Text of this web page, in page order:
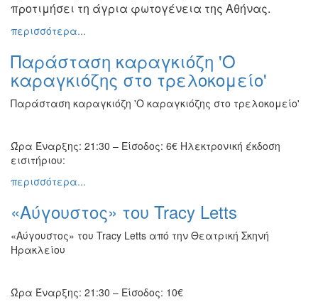
προτιμήσει τη άγρια φωτογένεια της Αθήνας.
περισσότερα...
Παράσταση καραγκιόζη 'Ο
καραγκιόζης στο τρελοκομείο'
Παράσταση καραγκιόζη 'Ο καραγκιόζης στο τρελοκομείο'
Ώρα Έναρξης: 21:30 – Είσοδος: 6€ Ηλεκτρονική έκδοση
εισιτήριου:
περισσότερα...
«Αύγουστος» του Tracy Letts
«Αύγουστος» του Tracy Letts από την Θεατρική Σκηνή
Ηρακλείου
Ώρα Έναρξης: 21:30 – Είσοδος: 10€